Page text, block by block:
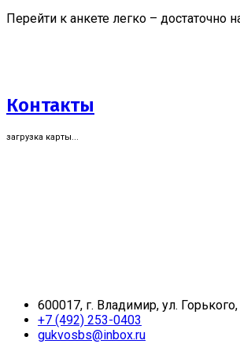
Перейти к анкете легко – достаточно
Контакты
загрузка карты...
600017, г. Владимир, ул.
+7 (492) 253-0403
gukvosbs@inbox.ru